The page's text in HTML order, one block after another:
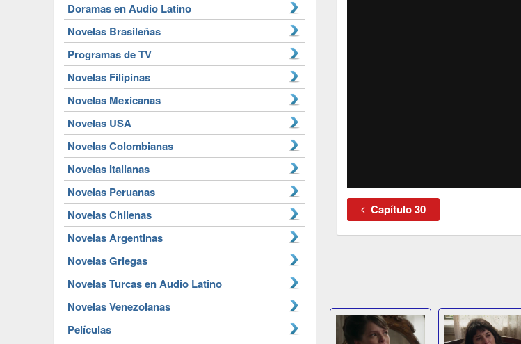
Doramas en Audio Latino
Novelas Brasileñas
Programas de TV
Novelas Filipinas
Novelas Mexicanas
Novelas USA
Novelas Colombianas
Novelas Italianas
Novelas Peruanas
Novelas Chilenas
Novelas Argentinas
Novelas Griegas
Novelas Turcas en Audio Latino
Novelas Venezolanas
Películas
Capítulo 30